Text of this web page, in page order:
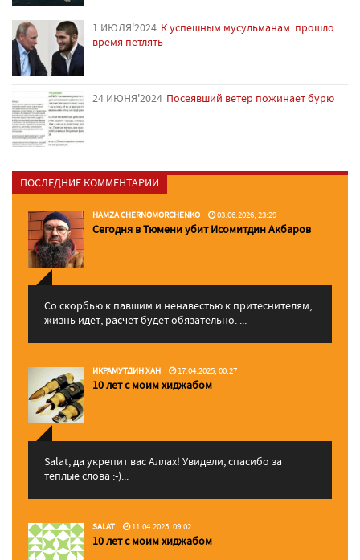
1 ИЮЛЯ'2024 К успешным мусульманам: прошло
время петлять
24 ИЮНЯ'2024 Посеявший ветер пожинает бурю
ПОСЛЕДНИЕ КОММЕНТАРИИ
HAMZA CHERNOMORCHENKO 03.06.2026, 23:29
Сегодня в Тюмени убит Исомитдин Акбаров
Со скорбью к павшим и ненавестью к притеснителям,
жизнь идет, расчет будет обязательно. ...
ИКРАМУТДИН ХАН 17.04.2025, 00:27
10 лет с моим хиджабом
Salat, да укрепит вас Аллаx! Увидели, спасибо за
теплые слова :-)...
SALAT 11.04.2025, 09:02
10 лет с моим хиджабом